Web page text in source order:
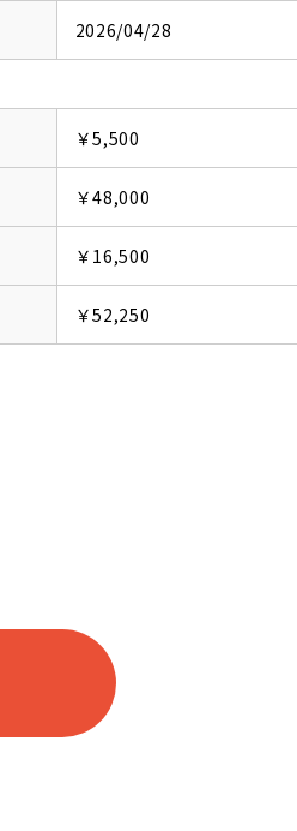
2026/04/28
￥5,500
￥48,000
￥16,500
￥52,250